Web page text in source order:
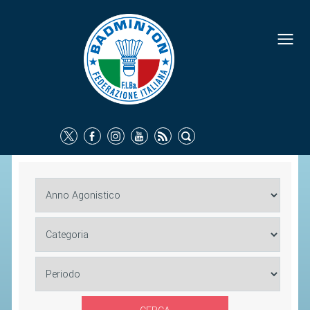
FEDERAZIONE
IDENTITÀ
COMMISSIONI FEDERALI
ORGANI TERRITORIALI
SOCIETÀ SPORTIVE
TUTELA DELLA SALUTE -
COMUNICAZIONE E MARKETING